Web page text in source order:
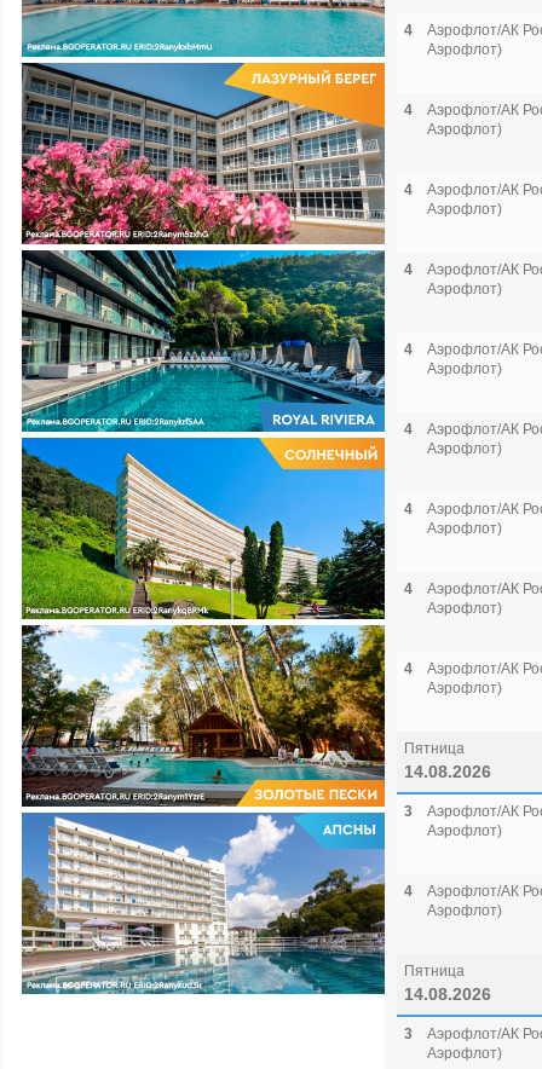
4
Аэрофлот/АК
Аэрофлот)
4
Аэрофлот/АК
Аэрофлот)
4
Аэрофлот/АК
Аэрофлот)
4
Аэрофлот/АК
Аэрофлот)
4
Аэрофлот/АК
Аэрофлот)
4
Аэрофлот/АК
Аэрофлот)
4
Аэрофлот/АК
Аэрофлот)
4
Аэрофлот/АК
Аэрофлот)
4
Аэрофлот/АК
Аэрофлот)
Пятница
14.08.2026
3
Аэрофлот/АК
Аэрофлот)
4
Аэрофлот/АК
Аэрофлот)
Пятница
14.08.2026
3
Аэрофлот/АК
Аэрофлот)